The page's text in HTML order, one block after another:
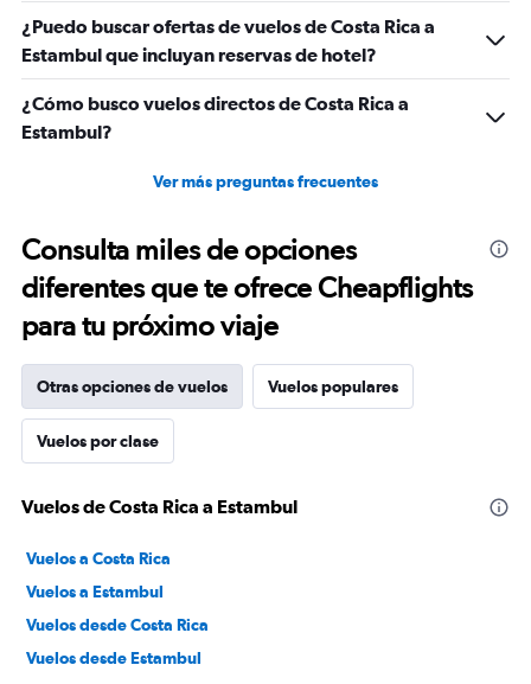
¿Puedo buscar ofertas de vuelos de Costa Rica a
Estambul que incluyan reservas de hotel?
¿Cómo busco vuelos directos de Costa Rica a
Estambul?
Ver más preguntas frecuentes
Consulta miles de opciones
diferentes que te ofrece Cheapflights
para tu próximo viaje
Otras opciones de vuelos Vuelos populares
Vuelos por clase
Vuelos de Costa Rica a Estambul
Vuelos a Costa Rica
Vuelos a Estambul
Vuelos desde Costa Rica
Vuelos desde Estambul